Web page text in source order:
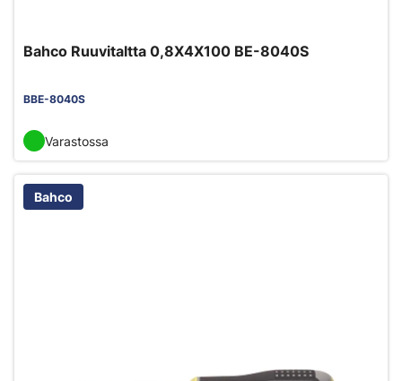
Bahco Ruuvitaltta 0,8X4X100 BE-8040S
BBE-8040S
Varastossa
Bahco